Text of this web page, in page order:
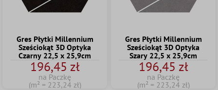
Gres Płytki Millennium
Sześciokąt 3D Optyka
Czarny 22,5 x 25,9cm
196,45 zł
na Paczkę
(m² = 223,24 zł)
Gres Płytki Millennium
Sześciokąt 3D Optyka
Szary 22,5 x 25,9cm
196,45 zł
na Paczkę
(m² = 223,24 zł)